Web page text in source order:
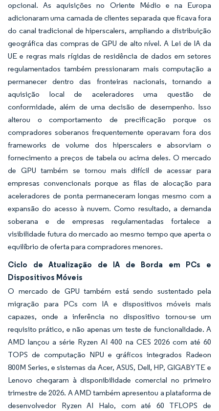
opcional. As aquisições no Oriente Médio e na Europa
adicionaram uma camada de clientes separada que ficava fora
do canal tradicional de hiperscalers, ampliando a distribuição
geográfica das compras de GPU de alto nível. A Lei de IA da
UE e regras mais rígidas de residência de dados em setores
regulamentados também pressionaram mais computação a
permanecer dentro das fronteiras nacionais, tornando a
aquisição local de aceleradores uma questão de
conformidade, além de uma decisão de desempenho. Isso
alterou o comportamento de precificação porque os
compradores soberanos frequentemente operavam fora dos
frameworks de volume dos hiperscalers e absorviam o
fornecimento a preços de tabela ou acima deles. O mercado
de GPU também se tornou mais difícil de acessar para
empresas convencionais porque as filas de alocação para
aceleradores de ponta permaneceram longas mesmo com a
expansão do acesso à nuvem. Como resultado, a demanda
soberana e de empresas regulamentadas fortalece a
visibilidade futura do mercado ao mesmo tempo que aperta o
equilíbrio de oferta para compradores menores.
Ciclo de Atualização de IA de Borda em PCs e
Dispositivos Móveis
O mercado de GPU também está sendo sustentado pela
migração para PCs com IA e dispositivos móveis mais
capazes, onde a inferência no dispositivo tornou-se um
requisito prático, e não apenas um teste de funcionalidade. A
AMD lançou a série Ryzen AI 400 na CES 2026 com até 60
TOPS de computação NPU e gráficos integrados Radeon
800M Series, e sistemas da Acer, ASUS, Dell, HP, GIGABYTE e
Lenovo chegaram à disponibilidade comercial no primeiro
trimestre de 2026. A AMD também apresentou a plataforma de
desenvolvedor Ryzen AI Halo, com até 60 TFLOPS de